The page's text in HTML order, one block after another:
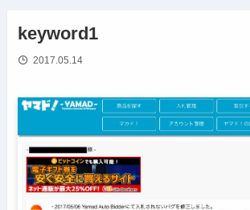
keyword1
2017.05.14